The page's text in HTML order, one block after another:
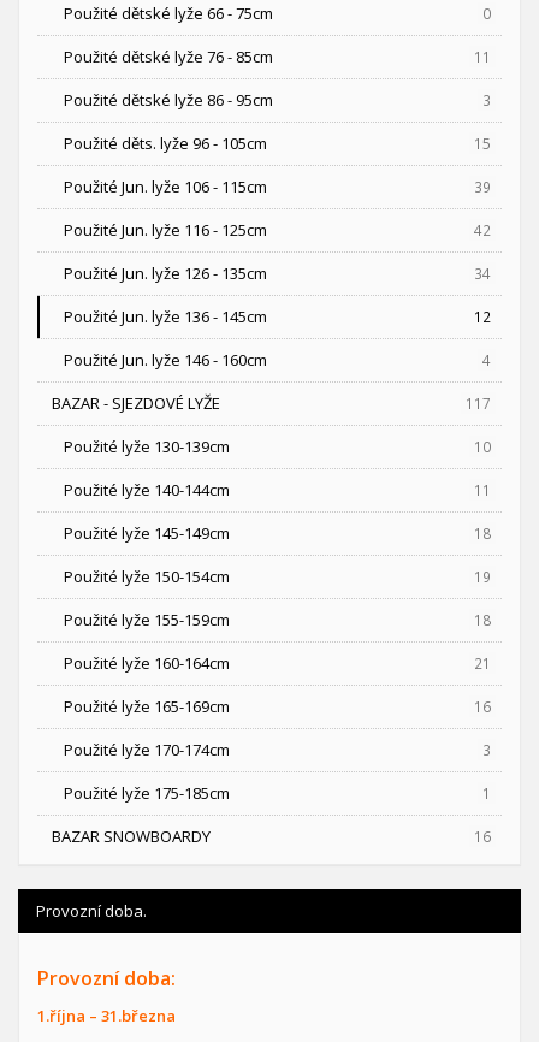
Použité dětské lyže 66 - 75cm 0
Použité dětské lyže 76 - 85cm 11
Použité dětské lyže 86 - 95cm 3
Použité děts. lyže 96 - 105cm 15
Použité Jun. lyže 106 - 115cm 39
Použité Jun. lyže 116 - 125cm 42
Použité Jun. lyže 126 - 135cm 34
Použité Jun. lyže 136 - 145cm 12
Použité Jun. lyže 146 - 160cm 4
BAZAR - SJEZDOVÉ LYŽE 117
Použité lyže 130-139cm 10
Použité lyže 140-144cm 11
Použité lyže 145-149cm 18
Použité lyže 150-154cm 19
Použité lyže 155-159cm 18
Použité lyže 160-164cm 21
Použité lyže 165-169cm 16
Použité lyže 170-174cm 3
Použité lyže 175-185cm 1
BAZAR SNOWBOARDY 16
Provozní doba.
Provozní doba:
1.října – 31.března